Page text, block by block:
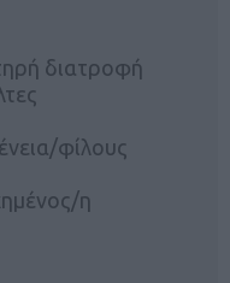
διατροφή
φίλους
η